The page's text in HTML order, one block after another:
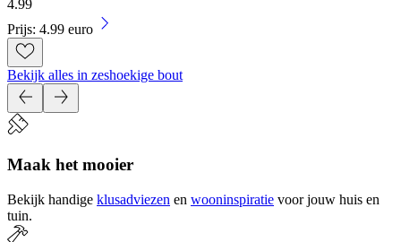
4.99
Prijs: 4.99 euro
Bekijk alles in zeshoekige bout
Maak het mooier
Bekijk handige klusadviezen en wooninspiratie voor jouw huis en
tuin.